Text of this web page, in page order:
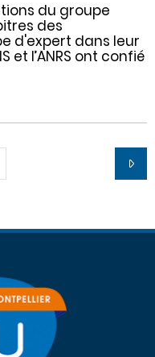
du groupe
des
d'expert dans leur
et l’ANRS ont confié